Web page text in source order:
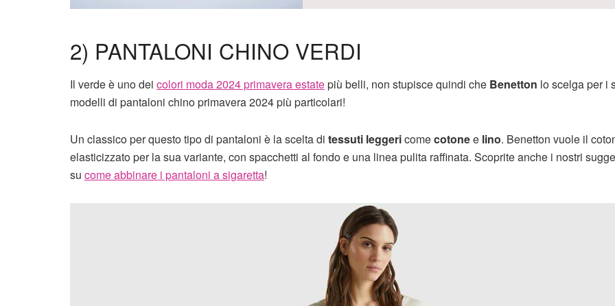
2) PANTALONI CHINO VERDI
Il verde è uno dei colori moda 2024 primavera estatepiù belli, non stupisce quindi che Benetton lo scelga per i
modelli di pantaloni chino primavera 2024 più particolari!
Un classico per questo tipo di pantaloni è la scelta di tessuti leggericomecotonee lino. Benetton vuole il
elasticizzato per la sua variante, con spacchetti al fondo e una linea pulita raffinata. Scoprite anche i nostri
su come abbinare i pantaloni a sigaretta!